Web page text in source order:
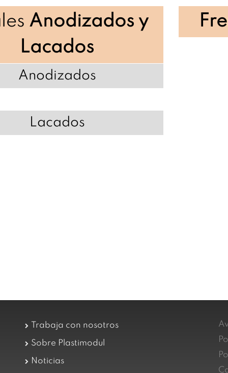
Anodizados y
Lacados
Anodizados
Lacados
Trabaja con nosotros
Sobre Plastimodul
Noticias